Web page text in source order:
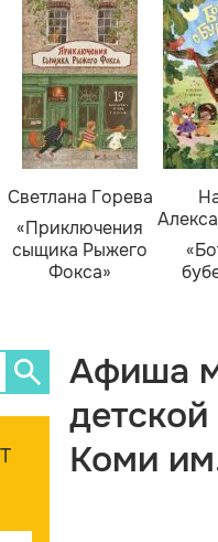
Светлана Горева
«Приключения
сыщика Рыжего
Фокса»
Афиша
Коми